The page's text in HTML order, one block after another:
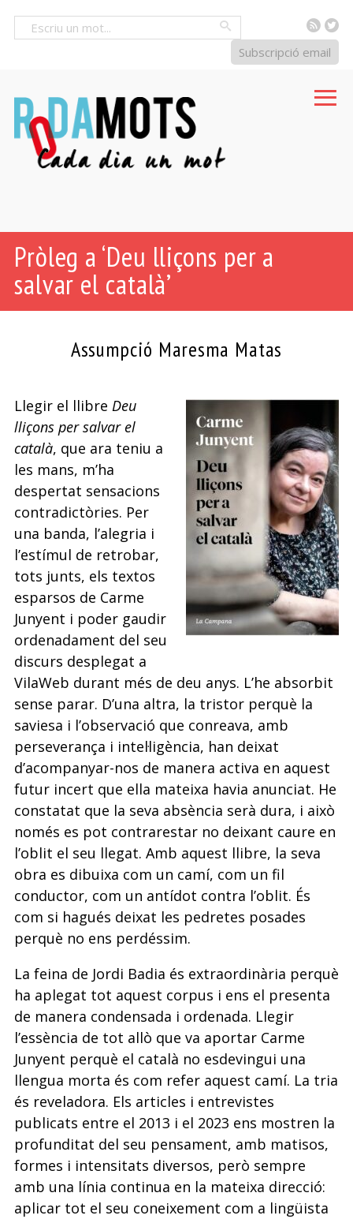
RSS
Subscripció email
Pròleg a ‘Deu lliçons per a
salvar el català’
Assumpció Maresma Matas
Llegir el llibre Deu
lliçons per salvar el
català, que ara teniu a
les mans, m’ha
despertat sensacions
contradictòries. Per
una banda, l’alegria i
l’estímul de retrobar,
tots junts, els textos
esparsos de Carme
Junyent i poder gaudir
ordenadament del seu
discurs desplegat a
VilaWeb durant més de deu anys. L’he absorbit
sense parar. D’una altra, la tristor perquè la
saviesa i l’observació que conreava, amb
perseverança i intel·ligència, han deixat
d’acompanyar-nos de manera activa en aquest
futur incert que ella mateixa havia anunciat. He
constatat que la seva absència serà dura, i això
només es pot contrarestar no deixant caure en
l’oblit el seu llegat. Amb aquest llibre, la seva
obra es dibuixa com un camí, com un fil
conductor, com un antídot contra l’oblit. És
com si hagués deixat les pedretes posades
perquè no ens perdéssim.
La feina de Jordi Badia és extraordinària perquè
ha aplegat tot aquest corpus i ens el presenta
de manera condensada i ordenada. Llegir
l’essència de tot allò que va aportar Carme
Junyent perquè el català no esdevingui una
llengua morta és com refer aquest camí. La tria
és reveladora. Els articles i entrevistes
publicats entre el 2013 i el 2023 ens mostren la
profunditat del seu pensament, amb matisos,
formes i intensitats diversos, però sempre
amb una línia continua en la mateixa direcció:
aplicar tot el seu coneixement com a lingüista